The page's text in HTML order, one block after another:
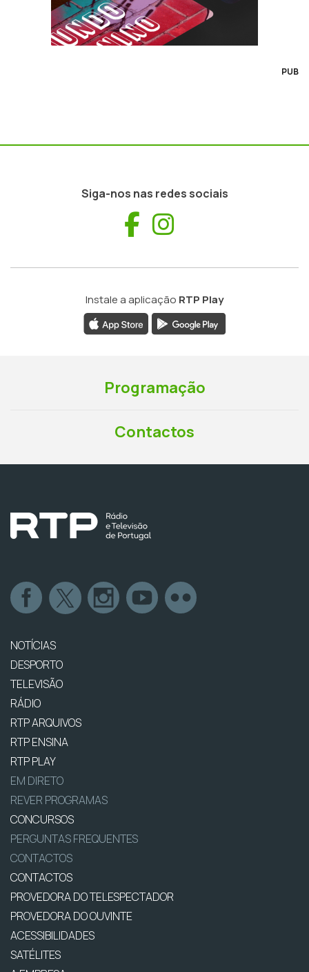
PUB
Siga-nos nas redes sociais
Facebook
Instale a aplicação RTP Play
Programação
Contactos
NOTÍCIAS
DESPORTO
TELEVISÃO
RÁDIO
RTP ARQUIVOS
RTP ENSINA
RTP PLAY
EM DIRETO
REVER PROGRAMAS
CONCURSOS
PERGUNTAS FREQUENTES
CONTACTOS
CONTACTOS
PROVEDORA DO TELESPECTADOR
PROVEDORA DO OUVINTE
ACESSIBILIDADES
SATÉLITES